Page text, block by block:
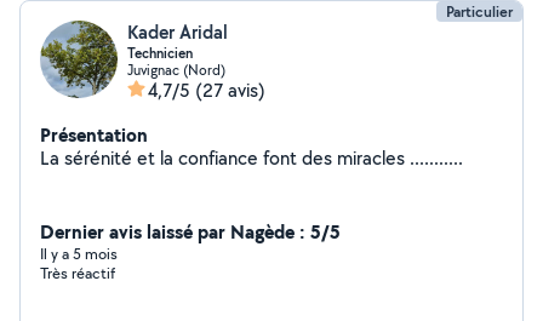
Particulier
Kader Aridal
Technicien
Juvignac (Nord)
4,7/5 (27 avis)
Présentation
La sérénité et la confiance font des miracles ...........
Dernier avis laissé par Nagède : 5/5
Il y a 5 mois
Très réactif